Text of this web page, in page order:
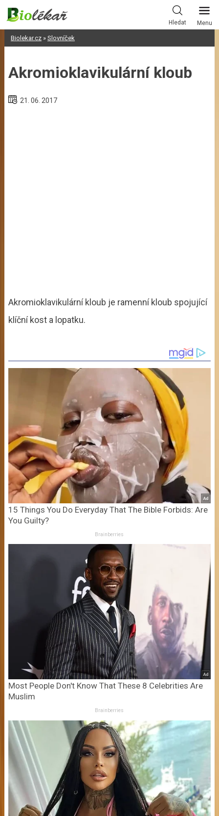
Skip
content
Hledat Menu
Biolekar.cz» Slovníček
Akromioklavikulární kloub
21. 06. 2017
Akromioklavikulární kloub je ramenní kloub spojující
klíční kost a lopatku.
15 Things You Do Everyday That The Bible Forbids: Are
You Guilty?
Brainberries
Most People Don't Know That These 8 Celebrities Are
Muslim
Brainberries